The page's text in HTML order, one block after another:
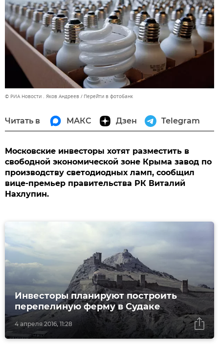
© РИА Новости . Яков Андреев Перейти в фотобанк
Читать в МАКС Дзен Telegram
Московские инвесторы хотят разместить в
свободной экономической зоне Крыма завод по
производству светодиодных ламп, сообщил
вице-премьер правительства РК Виталий
Нахлупин.
4 апреля 2016, 11:28
Инвесторы планируют построить
перепелиную ферму в Судаке